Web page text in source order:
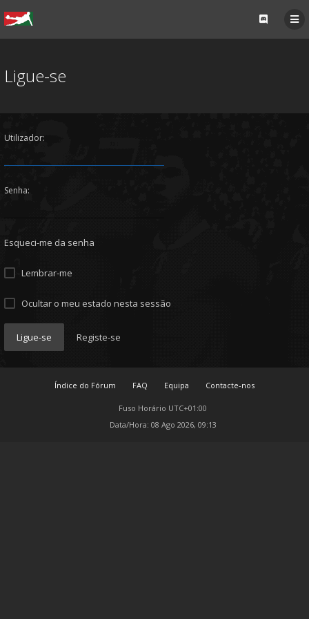
Ligue-se
Utilizador:
Senha:
Esqueci-me da senha
Lembrar-me
Ocultar o meu estado nesta sessão
Ligue-se Registe-se
Índice do Fórum FAQ Equipa Contacte-nos
Fuso Horário UTC+01:00
Data/Hora: 08 Ago 2026, 09:13